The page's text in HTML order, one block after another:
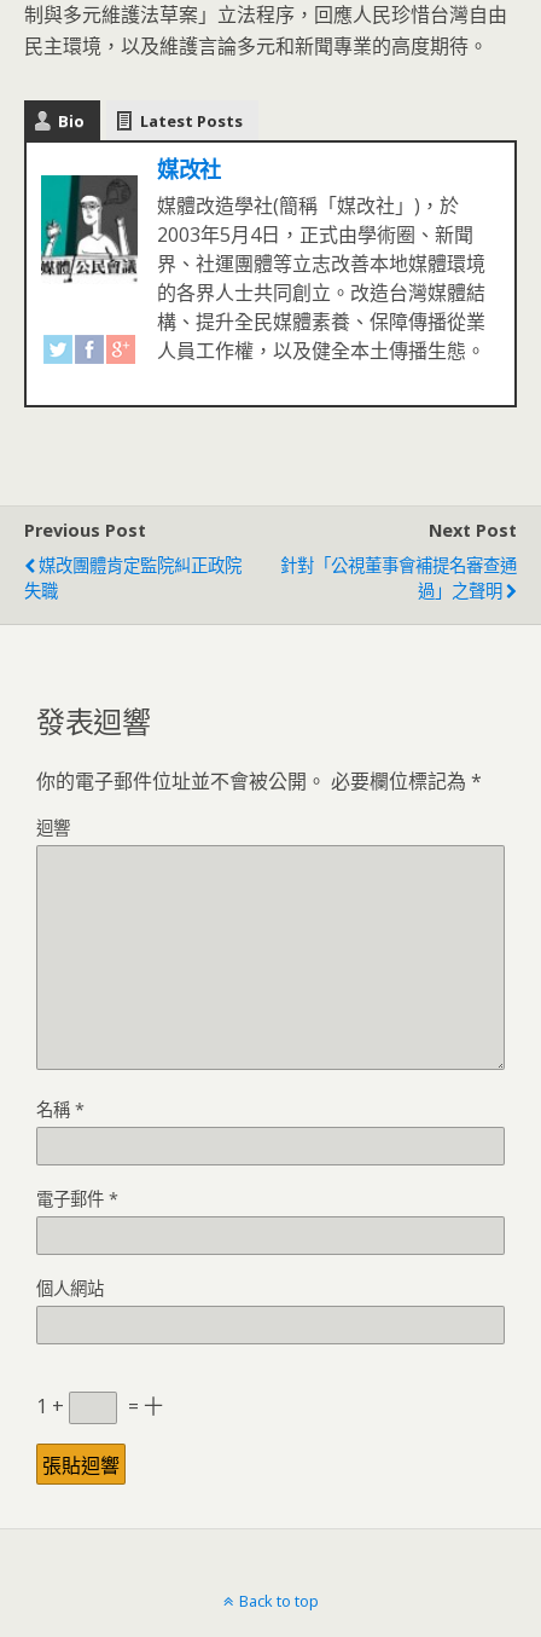
制與多元維護法草案」立法程序，回應人民珍惜台灣自由
民主環境，以及維護言論多元和新聞專業的高度期待。
Bio Latest Posts
媒改社
媒體改造學社(簡稱「媒改社」)，於
2003年5月4日，正式由學術圈、新聞
界、社運團體等立志改善本地媒體環境
的各界人士共同創立。改造台灣媒體結
構、提升全民媒體素養、保障傳播從業
人員工作權，以及健全本土傳播生態。
Previous Post
媒改團體肯定監院糾正政院
失職
Next Post
針對「公視董事會補提名審查通
過」之聲明
發表迴響
你的電子郵件位址並不會被公開。 必要欄位標記為 *
迴響
名稱 *
電子郵件 *
個人網站
1 + = 十
Back to top